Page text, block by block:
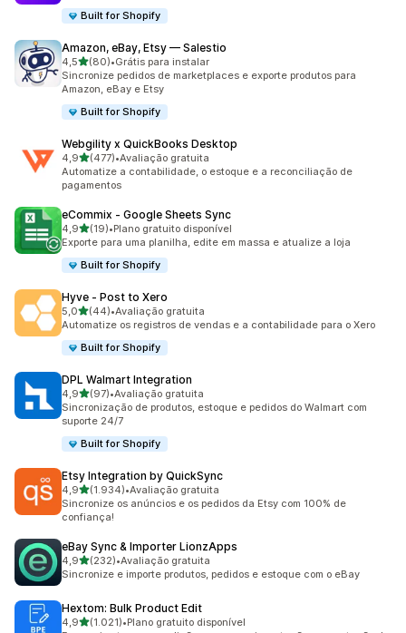
Built for Shopify
Amazon, eBay, Etsy — Salestio
4,5de 5 estrelas
(80)
80 avaliações ao todo
•Grátis para instalar
Sincronize pedidos de marketplaces e exporte produtos para
Amazon, eBay e Etsy
Built for Shopify
Webgility x QuickBooks Desktop
4,9de 5 estrelas
(477)
477 avaliações ao todo
•Avaliação gratuita
Automatize a contabilidade, o estoque e a reconciliação de
pagamentos
eCommix ‑ Google Sheets Sync
4,9de 5 estrelas
(19)
19 avaliações ao todo
•Plano gratuito disponível
Exporte para uma planilha, edite em massa e atualize a loja
Built for Shopify
Hyve ‑ Post to Xero
5,0de 5 estrelas
(44)
44 avaliações ao todo
•Avaliação gratuita
Automatize os registros de vendas e a contabilidade para o Xero
Built for Shopify
DPL Walmart Integration
4,9de 5 estrelas
(97)
97 avaliações ao todo
•Avaliação gratuita
Sincronização de produtos, estoque e pedidos do Walmart com
suporte 24/7
Built for Shopify
Etsy Integration by QuickSync
4,9de 5 estrelas
(1.934)
1934 avaliações ao todo
•Avaliação gratuita
Sincronize os anúncios e os pedidos da Etsy com 100% de
confiança!
eBay Sync & Importer LionzApps
4,9de 5 estrelas
(232)
232 avaliações ao todo
•Avaliação gratuita
Sincronize e importe produtos, pedidos e estoque com o eBay
Hextom: Bulk Product Edit
4,9de 5 estrelas
(1.021)
1021 avaliações ao todo
•Plano gratuito disponível